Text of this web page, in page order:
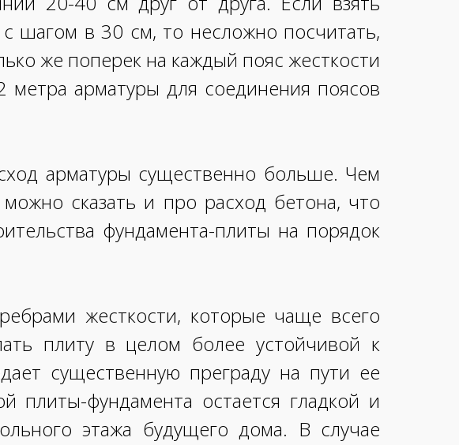
шагом в 30 см, то несложно посчитать,
же поперек на каждый пояс жесткости
арматуры для соединения поясов
арматуры существенно больше. Чем
сказать и про расход бетона, что
фундамента-плиты на порядок
жесткости, которые чаще всего
плиту в целом более устойчивой к
существенную преграду на пути ее
плиты-фундамента остается гладкой и
этажа будущего дома. В случае